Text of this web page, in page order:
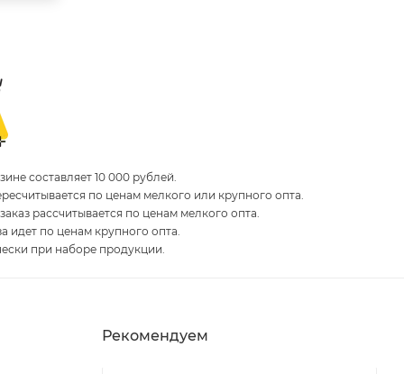
составляет 10 000 рублей.
по ценам мелкого или крупного опта.
рассчитывается по ценам мелкого опта.
идет по ценам крупного опта.
при наборе продукции.
Рекомендуем